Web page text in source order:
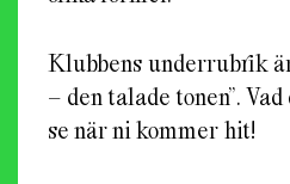
Klubbens underrubrik
– den talade tonen”.
se när ni kommer hit!